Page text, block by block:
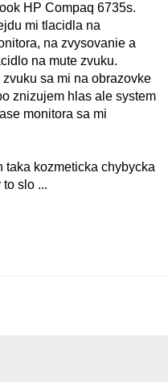
HP Compaq 6735s.
mi tlacidla na
na zvysovanie a
na mute zvuku.
sa mi na obrazovke
znizujem hlas ale system
monitora sa mi
taka kozmeticka chybycka
slo ...